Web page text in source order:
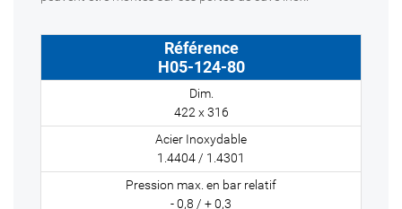
H05-124-80
422 x 316
1.4404 / 1.4301
- 0,8 / + 0,3